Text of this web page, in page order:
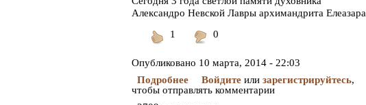
Александро Невской Лавры архимандрита Елеазара
1
понравилось
0
Опубликовано 10 марта, 2014 - 22:03
Подробнее
Войдитеили зарегистрируйтесь,
чтобы отправлять комментарии